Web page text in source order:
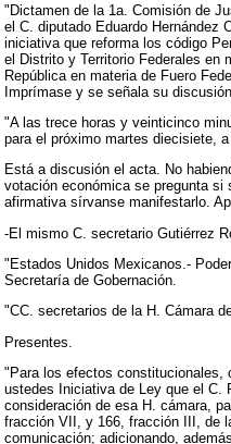
"Dictamen de la 1a. Comisión de
el C. diputado Eduardo Hernández
iniciativa que reforma los código
el Distrito y Territorio Federales en
República en materia de Fuero
Imprímase y se señala su
"A las trece horas y veinticinco
para el próximo martes diecisiete,
Está a discusión el acta. No
votación económica se pregunta si
afirmativa sírvanse manifestarlo.
-El mismo C. secretario Gutiérrez
"Estados Unidos Mexicanos.-
Secretaría de Gobernación.
"CC. secretarios de la H. Cámara
Presentes.
"Para los efectos constitucionales,
ustedes Iniciativa de Ley que el C.
consideración de esa H. cámara,
fracción VII, y 166, fracción III, de
comunicación; adicionando,